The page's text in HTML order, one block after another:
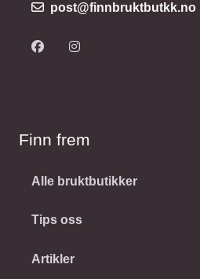
post@finnbruktbutkk.no
Finn frem
Alle bruktbutikker
Tips oss
Artikler